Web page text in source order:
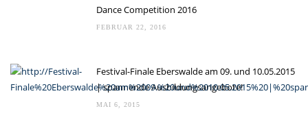
Dance Competition 2016
FEBRUAR 22, 2016
Festival-Finale Eberswalde am 09. und 10.05.2015
| spannende Ausbildungsangebote!
MAI 6, 2015